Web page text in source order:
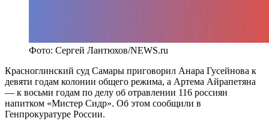
Фото: Сергей Лантюхов/NEWS.ru
Красноглинский суд Самары приговорил Анара Гусейнова к
девяти годам колонии общего режима, а Артема Айрапетяна
— к восьми годам по делу об отравлении 116 россиян
напитком «Мистер Сидр». Об этом сообщили в
Генпрокуратуре России.